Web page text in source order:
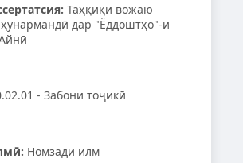
Таҳқиқи вожаю
ҳунармандӣ дар "Ёддоштҳо"-и
- Забони тоҷикӣ
Номзади илм